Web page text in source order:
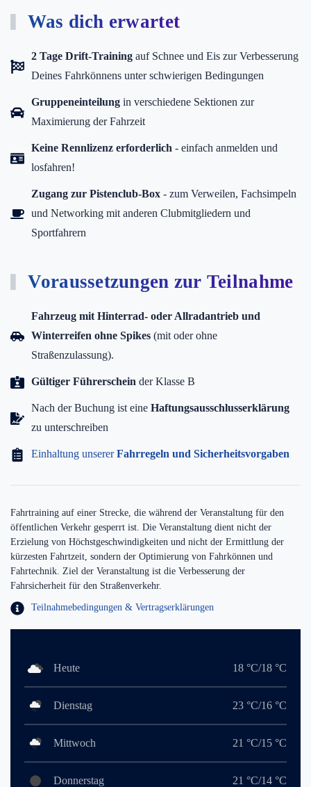
Was dich erwartet
2 Tage Drift-Training auf Schnee und Eis zur Verbesserung
Deines Fahrkönnens unter schwierigen Bedingungen
Gruppeneinteilung in verschiedene Sektionen zur
Maximierung der Fahrzeit
Keine Rennlizenz erforderlich - einfach anmelden und
losfahren!
Zugang zur Pistenclub-Box - zum Verweilen, Fachsimpeln
und Networking mit anderen Clubmitgliedern und
Sportfahrern
Voraussetzungen zur Teilnahme
Fahrzeug mit Hinterrad- oder Allradantrieb und
Winterreifen ohne Spikes (mit oder ohne
Straßenzulassung).
Gültiger Führerschein der Klasse B
Nach der Buchung ist eine Haftungsausschlusserklärung
zu unterschreiben
Einhaltung unsererFahrregeln und Sicherheitsvorgaben
Fahrtraining auf einer Strecke, die während der Veranstaltung für den
öffentlichen Verkehr gesperrt ist. Die Veranstaltung dient nicht der
Erzielung von Höchstgeschwindigkeiten und nicht der Ermittlung der
kürzesten Fahrtzeit, sondern der Optimierung von Fahrkönnen und
Fahrtechnik. Ziel der Veranstaltung ist die Verbesserung der
Fahrsicherheit für den Straßenverkehr.
Teilnahmebedingungen & Vertragserklärungen
Heute 18 °C/18 °C
Dienstag 23 °C/16 °C
Mittwoch 21 °C/15 °C
Donnerstag 21 °C/14 °C